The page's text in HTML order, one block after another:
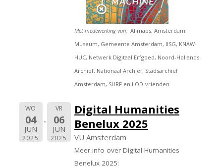
Met medewerking van: Allmaps, Amsterdam
Museum, Gemeente Amsterdam, IISG, KNAW-
HUC, Netwerk Digitaal Erfgoed, Noord-Hollands
Archief, Nationaal Archief, Stadsarchief
Amsterdam, SURF en LOD-vrienden.
WO
04
JUN
2025
VR
06
JUN
2025
Digital Humanities
Benelux 2025
VU Amsterdam
Meer info over Digital Humanities
Benelux 2025: